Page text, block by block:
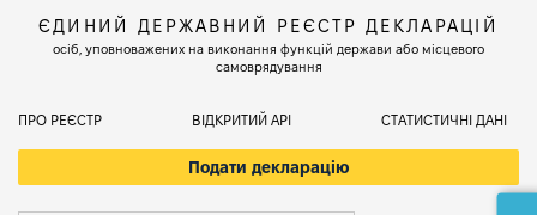
ЄДИНИЙ ДЕРЖАВНИЙ РЕЄСТР ДЕКЛАРАЦІЙ
осіб, уповноважених на виконання функцій держави або місцевого
самоврядування
ПРО РЕЄСТР ВІДКРИТИЙ АРІ СТАТИСТИЧНІ ДАНІ
Подати декларацію